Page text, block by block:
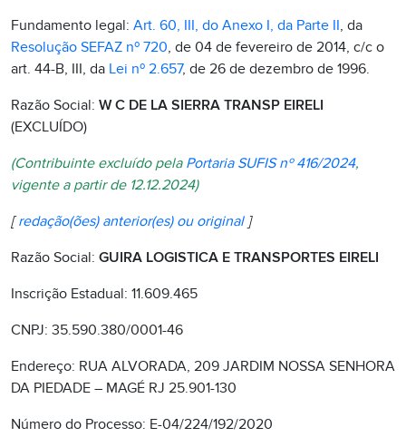
Fundamento legal: Art. 60, III, do Anexo I, da Parte II, da
Resolução SEFAZ nº 720, de 04 de fevereiro de 2014, c/c o
art. 44-B, III, da Lei nº 2.657, de 26 de dezembro de 1996.
Razão Social: W C DE LA SIERRA TRANSP EIRELI
(EXCLUÍDO)
(Contribuinte excluído pelaPortaria SUFIS nº 416/2024,
vigente a partir de 12.12.2024)
[redação(ões) anterior(es) ou original ]
Razão Social: GUIRA LOGISTICA E TRANSPORTES EIRELI
Inscrição Estadual: 11.609.465
CNPJ: 35.590.380/0001-46
Endereço: RUA ALVORADA, 209 JARDIM NOSSA SENHORA
DA PIEDADE – MAGÉ RJ 25.901-130
Número do Processo: E-04/224/192/2020